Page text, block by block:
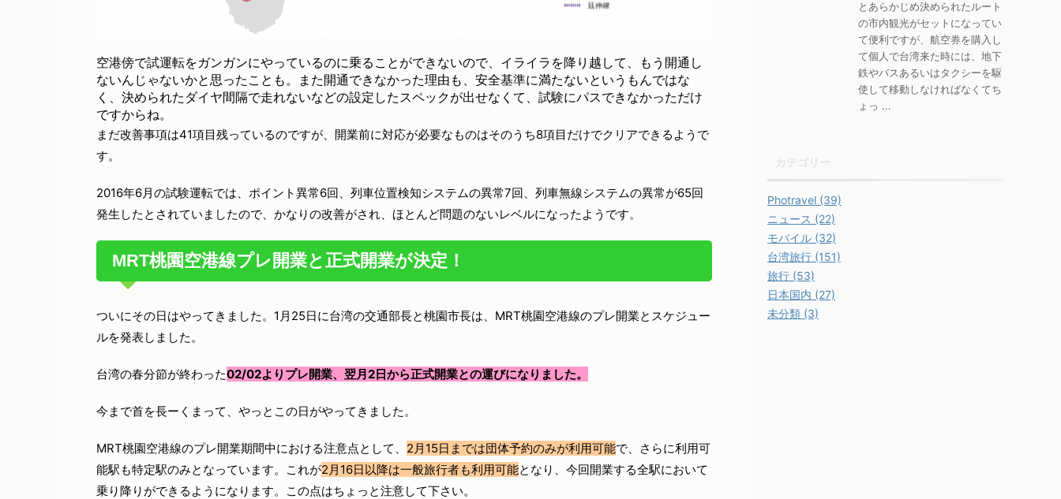
空港傍で試運転をガンガンにやっているのに乗ることができないので、イライラを降り越して、もう開通し
ないんじゃないかと思ったことも。また開通できなかった理由も、安全基準に満たないというもんではな
く、決められたダイヤ間隔で走れないなどの設定したスペックが出せなくて、試験にパスできなかっただけ
ですからね。
まだ改善事項は41項目残っているのですが、開業前に対応が必要なものはそのうち8項目だけでクリアできるようで
す。
2016年6月の試験運転では、ポイント異常6回、列車位置検知システムの異常7回、列車無線システムの異常が65回
発生したとされていましたので、かなりの改善がされ、ほとんど問題のないレベルになったようです。
MRT桃園空港線プレ開業と正式開業が決定！
ついにその日はやってきました。1月25日に台湾の交通部長と桃園市長は、MRT桃園空港線のプレ開業とスケジュー
ルを発表しました。
台湾の春分節が終わった02/02よりプレ開業、翌月2日から正式開業との運びになりました。
今まで首を長ーくまって、やっとこの日がやってきました。
MRT桃園空港線のプレ開業期間中における注意点として、 2月15日までは団体予約のみが利用可能で、さらに利用可
能駅も特定駅のみとなっています。これが2月16日以降は一般旅行者も利用可能となり、今回開業する全駅において
乗り降りができるようになります。この点はちょっと注意して下さい。
とあらかじめ決められたルート
の市内観光がセットになってい
て便利ですが、航空券を購入し
て個人で台湾来た時には、地下
鉄やバスあるいはタクシーを駆
使して移動しなければなくてち
ょっ ...
Photravel (39)
ニュース (22)
モバイル (32)
台湾旅行 (151)
旅行 (53)
日本国内 (27)
未分類 (3)